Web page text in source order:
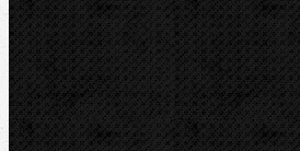
ZENTEN
DYTRON